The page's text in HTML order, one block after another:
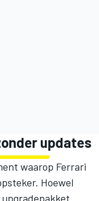
updates
waarop Ferrari
Hoewel